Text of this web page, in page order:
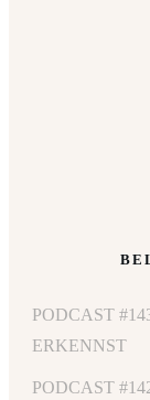
PODCAST
RKENNST
PODCAST